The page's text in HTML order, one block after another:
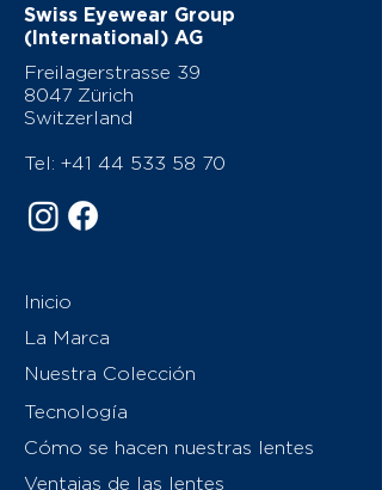
Swiss Eyewear Group
(International) AG
Freilagerstrasse 39
8047 Zürich
Switzerland
Tel: +41 44 533 58 70
Inicio
La Marca
Nuestra Colección
Tecnología
Cómo se hacen nuestras lentes
Ventajas de las lentes